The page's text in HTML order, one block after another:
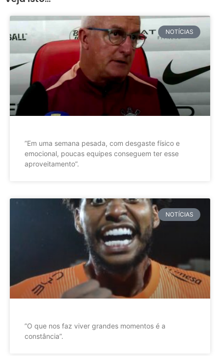
NOTÍCIAS
”Em uma semana pesada, com desgaste físico e
emocional, poucas equipes conseguem ter esse
aproveitamento”.
NOTÍCIAS
”O que nos faz viver grandes momentos é a
constância”.